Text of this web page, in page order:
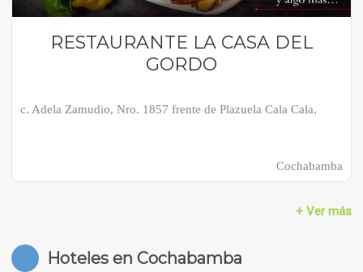
RESTAURANTE LA CASA DEL
GORDO
c. Adela Zamudio, Nro. 1857 frente de Plazuela Cala Cala.
Cochabamba
+ Ver más
Hoteles en Cochabamba